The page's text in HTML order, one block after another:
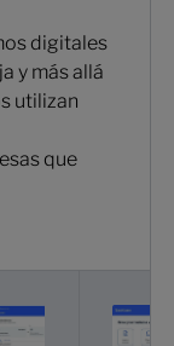
digitales
y más allá
utilizan
que